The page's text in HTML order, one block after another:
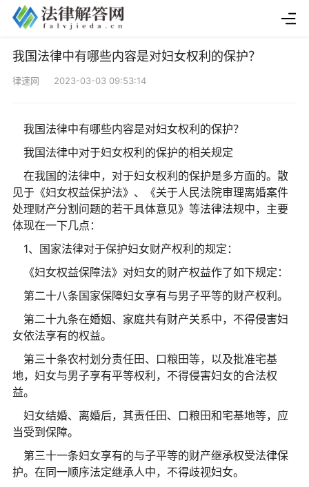
我国法律中有哪些内容是对妇女权利的保护？
律速网 2023-03-03 09:53:14
我国法律中有哪些内容是对妇女权利的保护？
我国法律中对于妇女权利的保护的相关规定
在我国的法律中，对于妇女权利的保护是多方面的。散
见于《妇女权益保护法》、《关于人民法院审理离婚案件
处理财产分割问题的若干具体意见》等法律法规中，主要
体现在一下几点：
1、国家法律对于保护妇女财产权利的规定：
《妇女权益保障法》对妇女的财产权益作了如下规定：
第二十八条国家保障妇女享有与男子平等的财产权利。
第二十九条在婚姻、家庭共有财产关系中，不得侵害妇
女依法享有的权益。
第三十条农村划分责任田、口粮田等，以及批准宅基
地，妇女与男子享有平等权利，不得侵害妇女的合法权
益。
妇女结婚、离婚后，其责任田、口粮田和宅基地等，应
当受到保障。
第三十一条妇女享有的与子平等的财产继承权受法律保
护。在同一顺序法定继承人中，不得歧视妇女。